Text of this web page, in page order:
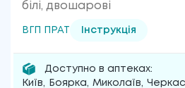
білі, двошарові
ВГП ПРАТ Інструкція
Доступно в аптеках:
Київ, Боярка, Миколаїв,